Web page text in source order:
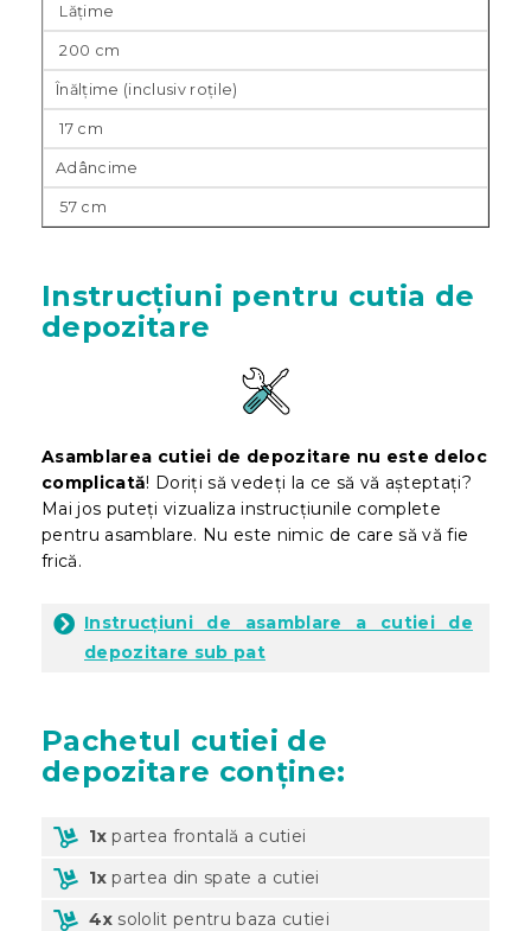
Lățime
200 cm
Înălțime (inclusiv roțile)
17 cm
Adâncime
57 cm
Instrucțiuni pentru cutia de
depozitare
Asamblarea cutiei de depozitare nu este deloc
complicată! Doriți să vedeți la ce să vă așteptați?
Mai jos puteți vizualiza instrucțiunile complete
pentru asamblare. Nu este nimic de care să vă fie
frică.
Instrucțiuni de asamblare a cutiei de
depozitare sub pat
Pachetul cutiei de
depozitare conține:
1x partea frontală a cutiei
1x partea din spate a cutiei
4x sololit pentru baza cutiei